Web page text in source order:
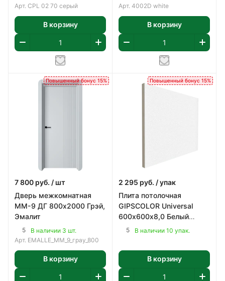
Арт. CPL 02 70 серый
В корзину
мат. стекла
Арт. 4002D white
В корзину
Повышенный бонус 15%
7 800 руб. / шт
Дверь межкомнатная
ММ-9 ДГ 800х2000 Грэй,
Эмалит
5
В наличии 3 шт.
Арт. EMALLE_MM_9_грау_800
В корзину
Повышенный бонус 15%
2 295 руб. / упак
Плита потолочная
GIPSCOLOR Universal
600х600х8,0 Белый
уп.11шт=3,96м2
5 В наличии 10 упак.
В корзину